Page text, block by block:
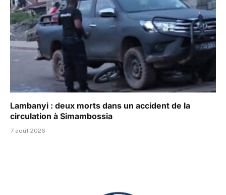
Lambanyi : deux morts dans un accident de la
circulation à Simambossia
7 août 2026